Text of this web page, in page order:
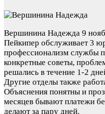
Вершинина Надежда 9
Пейкипер обслуживает 3
профессионализм службы
конкретные советы,
решались в течение 1-2
Другие отделы также
Объяснения понятны и
месяцев бывают платежи
делают за пару дней.